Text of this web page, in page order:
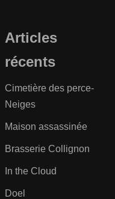
Articles
récents
Cimetière des perce-
Neiges
Maison assassinée
Brasserie Collignon
In the Cloud
Doel